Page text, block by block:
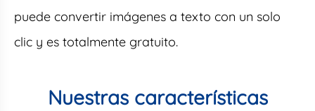
puede convertir imágenes a texto con un solo
clic y es totalmente gratuito.
Nuestras características